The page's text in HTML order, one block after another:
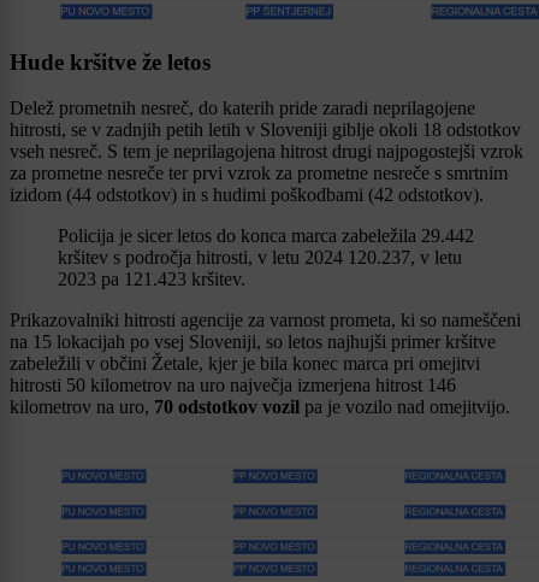
Hude kršitve že letos
Delež prometnih nesreč, do katerih pride zaradi neprilagojene
hitrosti, se v zadnjih petih letih v Sloveniji giblje okoli 18 odstotkov
vseh nesreč. S tem je neprilagojena hitrost drugi najpogostejši vzrok
za prometne nesreče ter prvi vzrok za prometne nesreče s smrtnim
izidom (44 odstotkov) in s hudimi poškodbami (42 odstotkov).
Policija je sicer letos do konca marca zabeležila 29.442
kršitev s področja hitrosti, v letu 2024 120.237, v letu
2023 pa 121.423 kršitev.
Prikazovalniki hitrosti agencije za varnost prometa, ki so nameščeni
na 15 lokacijah po vsej Sloveniji, so letos najhujši primer kršitve
zabeležili v občini Žetale, kjer je bila konec marca pri omejitvi
hitrosti 50 kilometrov na uro največja izmerjena hitrost 146
kilometrov na uro, 70 odstotkov vozil pa je vozilo nad omejitvijo.